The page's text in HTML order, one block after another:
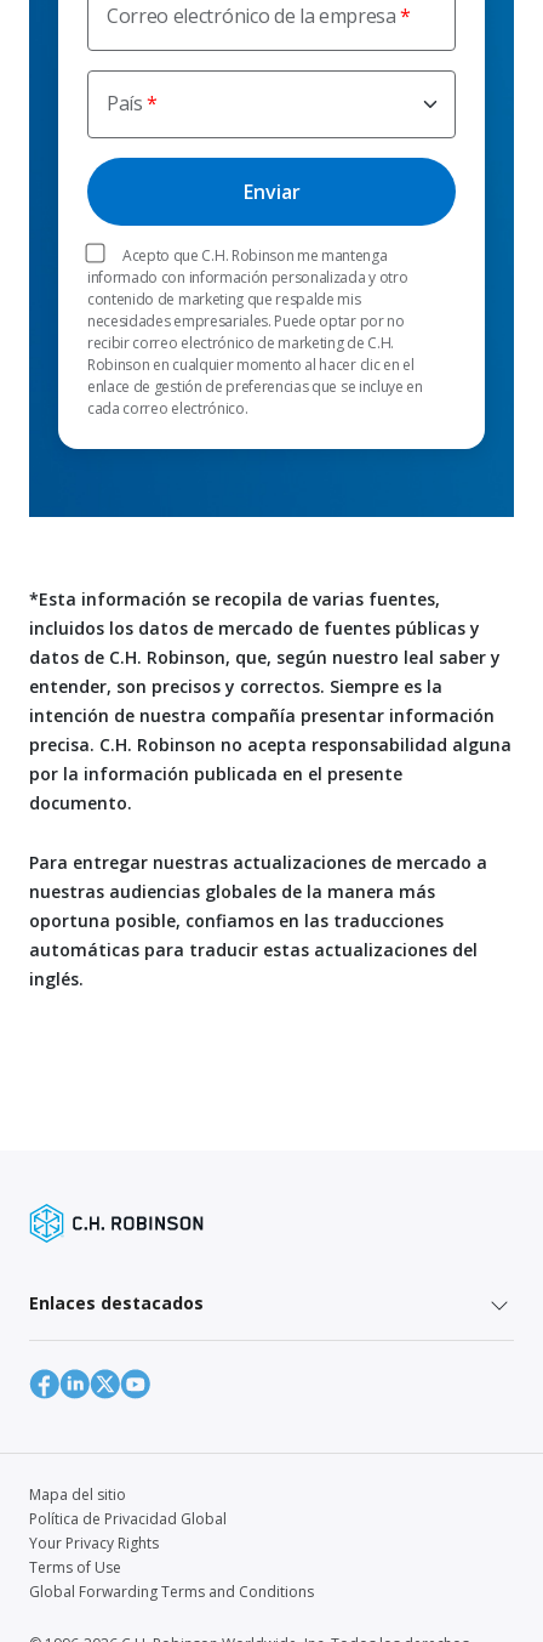
Correo electrónico de la empresa
País
Acepto que C.H. Robinson me mantenga
informado con información personalizada y otro
contenido de marketing que respalde mis
necesidades empresariales. Puede optar por no
recibir correo electrónico de marketing de C.H.
Robinson en cualquier momento al hacer clic en el
enlace de gestión de preferencias que se incluye en
cada correo electrónico.
*Esta información se recopila de varias fuentes,
incluidos los datos de mercado de fuentes públicas y
datos de C.H. Robinson, que, según nuestro leal saber y
entender, son precisos y correctos. Siempre es la
intención de nuestra compañía presentar información
precisa. C.H. Robinson no acepta responsabilidad alguna
por la información publicada en el presente
documento.
Para entregar nuestras actualizaciones de mercado a
nuestras audiencias globales de la manera más
oportuna posible, confiamos en las traducciones
automáticas para traducir estas actualizaciones del
inglés.
Enlaces destacados
Mapa del sitio
Política de Privacidad Global
Your Privacy Rights
Terms of Use
Global Forwarding Terms and Conditions